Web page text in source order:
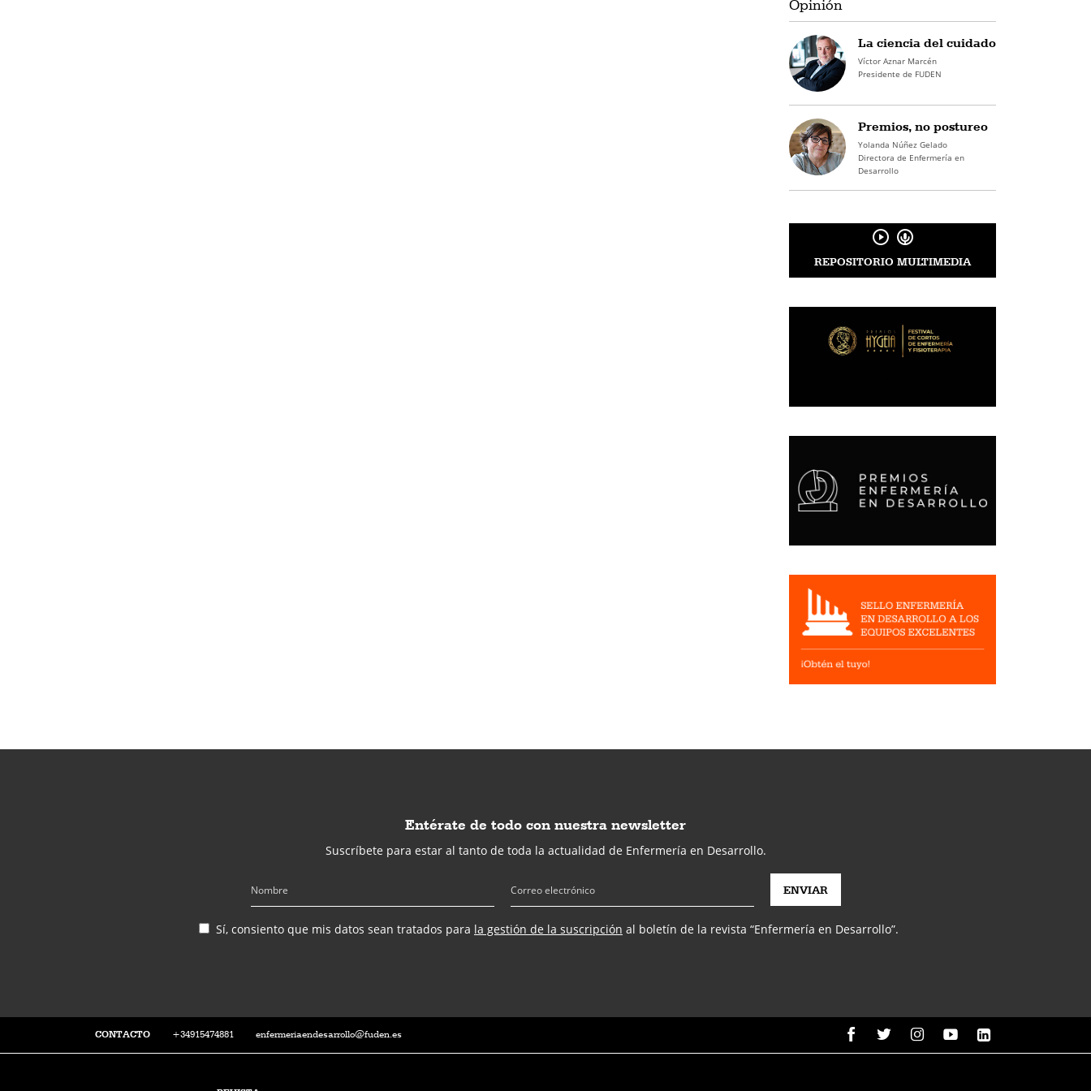
Opinión
La ciencia del cuidado
Víctor Aznar Marcén
Presidente de FUDEN
Premios, no postureo
Yolanda Núñez Gelado
Directora de Enfermería en
Desarrollo
REPOSITORIO MULTIMEDIA
Entérate de todo con nuestra newsletter
Suscríbete para estar al tanto de toda la actualidad de Enfermería en Desarrollo.
Sí, consiento que mis datos sean tratados para la gestión de la suscripción al boletín de la revista “Enfermería en Desarrollo”.
CONTACTO +34915474881 enfermeriaendesarrollo@fuden.es